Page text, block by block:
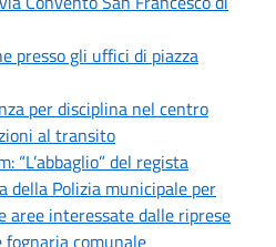
presso gli uffici di piazza
per disciplina nel centro
al transito
“L’abbaglio” del regista
della Polizia municipale per
aree interessate dalle riprese
comunale